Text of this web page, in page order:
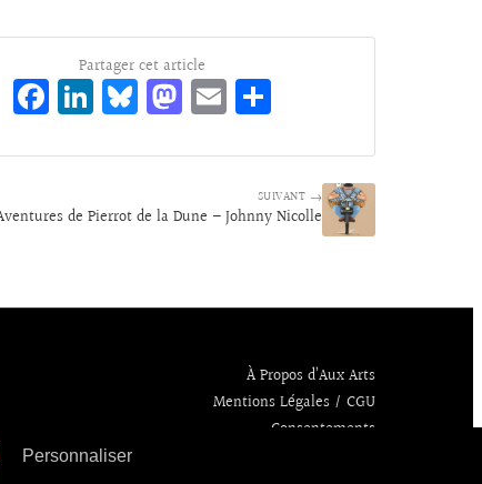
Partager cet article
Fa
ce
bo
o
k
Li
n
ke
dI
n
Bl
ue
sk
y
M
as
to
d
o
E
m
ai
l
ag
er
SUIVANT →
de Pierrot de la Dune – Johnny Nicolle
À Propos d’Aux Arts
Mentions Légales / CGU
Consentements
Personnaliser